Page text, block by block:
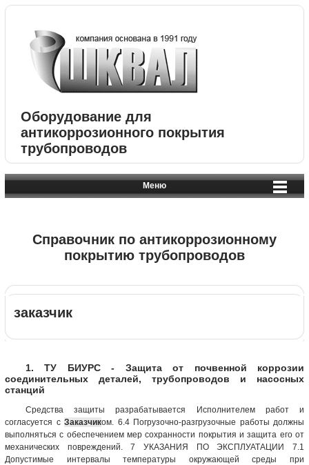
Оборудование для
антикоррозионного покрытия
трубопроводов
Меню
Справочник по антикоррозионному
покрытию трубопроводов
заказчик
1. ТУ БИУРС - Защита от почвенной коррозии
соединительных деталей, трубопроводов и насосных
станций
Средства защиты разрабатывается Исполнителем работ и
согласуется с Заказчиком. 6.4 Погрузочно-разгрузочные работы должны
выполняться с обеспечением мер сохранности покрытия и защита его от
механических повреждений. 7 УКАЗАНИЯ ПО ЭКСПЛУАТАЦИИ 7.1
Допустимые интервалы температуры окружающей среды при